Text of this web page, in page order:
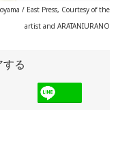
/ East Press, Courtesy of the
artist and ARATANIURANO
る